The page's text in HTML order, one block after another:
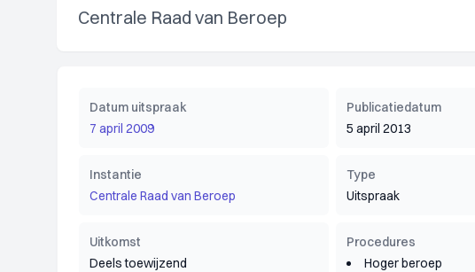
Centrale Raad van Beroep
Datum uitspraak
7 april 2009
Publicatiedatum
5 april 2013
Instantie
Centrale Raad van Beroep
Type
Uitspraak
Uitkomst
Deels toewijzend
Procedures
Hoger beroep